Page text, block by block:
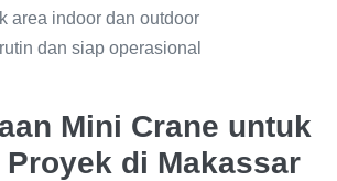
area indoor dan outdoor
dan siap operasional
Mini Crane untuk
di Makassar